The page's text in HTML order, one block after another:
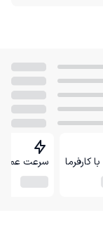
کارفرما سرعت عمل